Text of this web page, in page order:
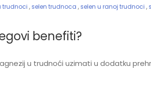
trudnoci , selen trudnoca , selen u ranoj trudnoci ,
benefiti?
u trudnoći uzimati u dodatku